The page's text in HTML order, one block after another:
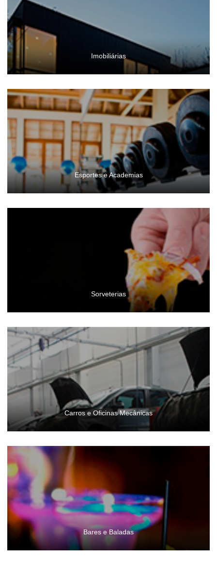
Imobiliárias
Esportes e Academias
Sorveterias
Carros e Oficinas Mecânicas
Bares e Baladas